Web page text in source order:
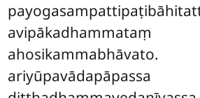
ariyūpavādapāpassa